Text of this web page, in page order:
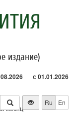
издание)
08.2026 с 01.01.2026
месяц
Ru En